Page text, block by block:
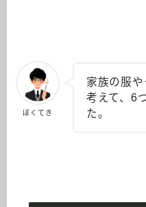
ぼくてき
家族の服
考えて、6
た。